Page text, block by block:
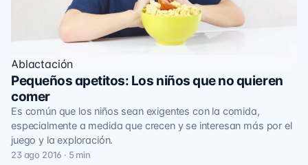
Ablactación
Pequeños apetitos: Los niños que no quieren
comer
Es común que los niños sean exigentes con la comida,
especialmente a medida que crecen y se interesan más por el
juego y la exploración.
23 ago 2016 · 5 min